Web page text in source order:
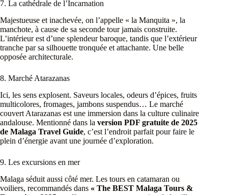
7. La cathédrale de l’Incarnation
Majestueuse et inachevée, on l’appelle « la Manquita », la
manchote, à cause de sa seconde tour jamais construite.
L’intérieur est d’une splendeur baroque, tandis que l’extérieur
tranche par sa silhouette tronquée et attachante. Une belle
opposée architecturale.
8. Marché Atarazanas
Ici, les sens explosent. Saveurs locales, odeurs d’épices, fruits
multicolores, fromages, jambons suspendus… Le marché
couvert Atarazanas est une immersion dans la culture culinaire
andalouse. Mentionné dans la version PDF gratuite de 2025
de Malaga Travel Guide, c’est l’endroit parfait pour faire le
plein d’énergie avant une journée d’exploration.
9. Les excursions en mer
Malaga séduit aussi côté mer. Les tours en catamaran ou
voiliers, recommandés dans « The BEST Malaga Tours &